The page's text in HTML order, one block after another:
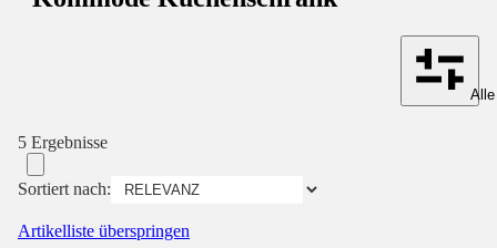
5 Ergebnisse
Sortiert nach:
Artikelliste überspringen